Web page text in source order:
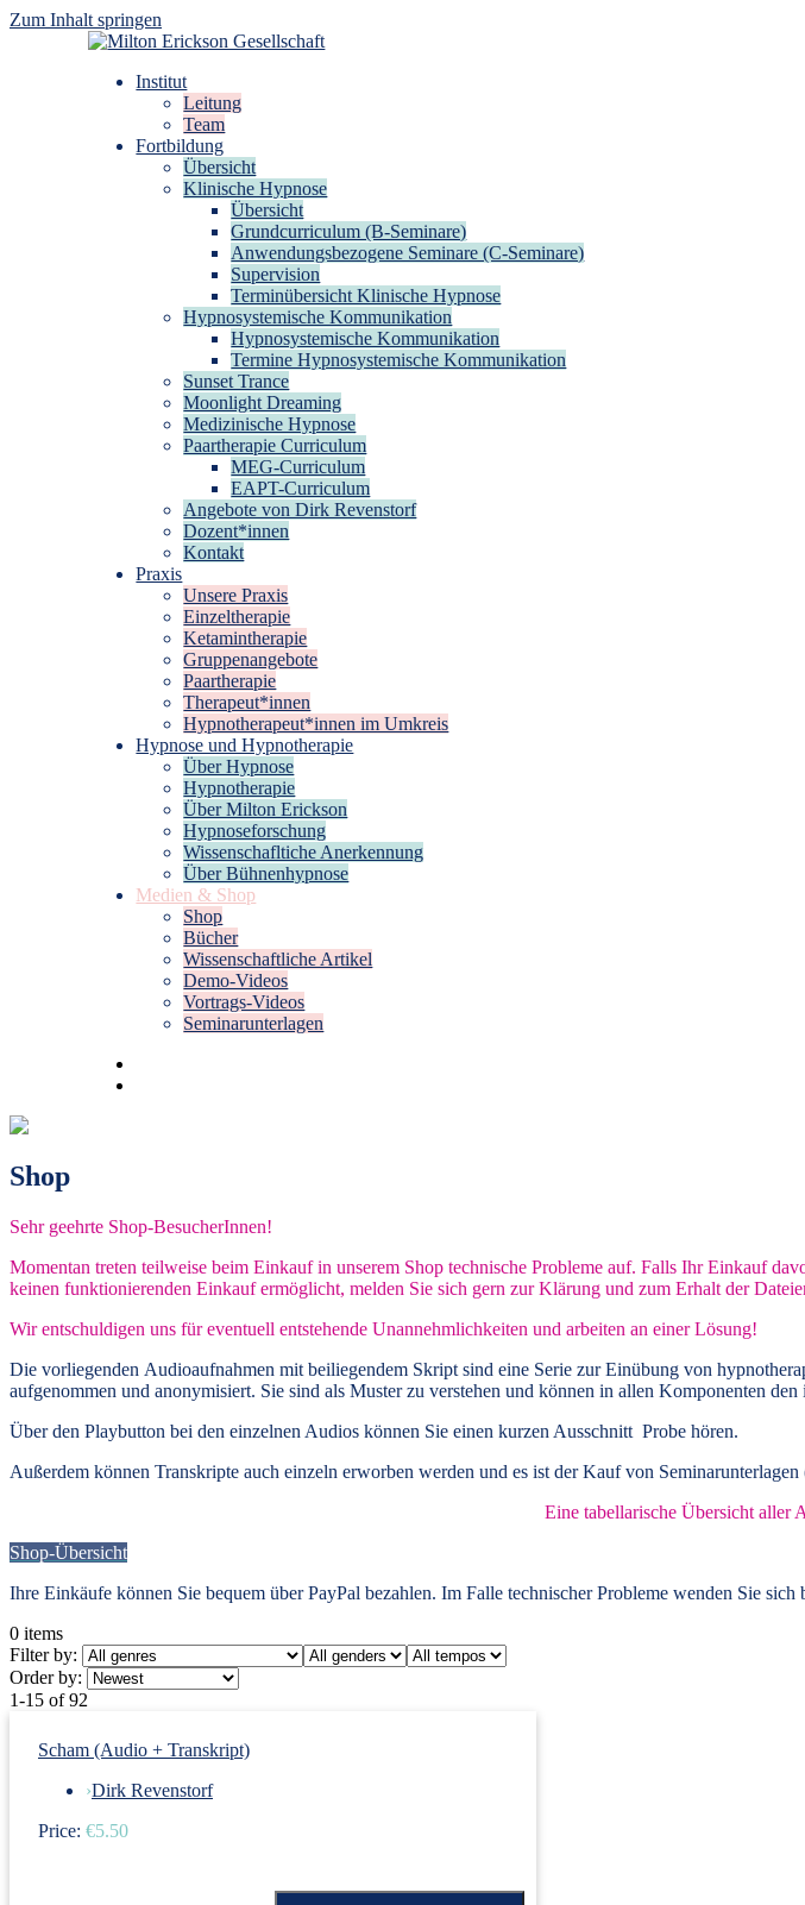
Zum Inhalt springen
Milton Erickson Gesellschaft
für klinische Hypnose – Regionalstelle Tübingen
Institut
Leitung
Team
Fortbildung
Übersicht
Klinische Hypnose
Übersicht
Grundcurriculum (B-Seminare)
Anwendungsbezogene Seminare (C-Seminare)
Supervision
Terminübersicht Klinische Hypnose
Hypnosystemische Kommunikation
Hypnosystemische Kommunikation
Termine Hypnosystemische Kommunikation
Sunset Trance
Moonlight Dreaming
Medizinische Hypnose
Paartherapie Curriculum
MEG-Curriculum
EAPT-Curriculum
Angebote von Dirk Revenstorf
Dozent*innen
Kontakt
Praxis
Unsere Praxis
Einzeltherapie
Ketamintherapie
Gruppenangebote
Paartherapie
Therapeut*innen
Hypnotherapeut*innen im Umkreis
Hypnose und Hypnotherapie
Über Hypnose
Hypnotherapie
Über Milton Erickson
Hypnoseforschung
Wissenschafltiche Anerkennung
Über Bühnenhypnose
Medien & Shop
Shop
Bücher
Wissenschaftliche Artikel
Demo-Videos
Vortrags-Videos
Seminarunterlagen
Shop
Sehr geehrte Shop-BesucherInnen!
Momentan treten teilweise beim Einkauf in unserem Shop technische Probleme auf. Falls Ihr Einkauf
keinen funktionierenden Einkauf ermöglicht, melden Sie sich gern zur Klärung und zum Erhalt der
Wir entschuldigen uns für eventuell entstehende Unannehmlichkeiten und arbeiten an einer Lösung!
Die vorliegenden Audioaufnahmen mit beiliegendem Skript sind eine Serie zur Einübung von
aufgenommen und anonymisiert. Sie sind als Muster zu verstehen und können in allen Komponenten
Über den Playbutton bei den einzelnen Audios können Sie einen kurzen Ausschnitt Probe hören.
Außerdem können Transkripte auch einzeln erworben werden und es ist der Kauf von Seminarunterlagen
Eine tabellarische Übersicht aller
Shop-Übersicht
Ihre Einkäufe können Sie bequem über PayPal bezahlen. Im Falle technischer Probleme wenden Sie
0 items
Filter by:
Order by:
1-15 of 92
Scham (Audio + Transkript)
›Dirk Revenstorf
Price: €5.50